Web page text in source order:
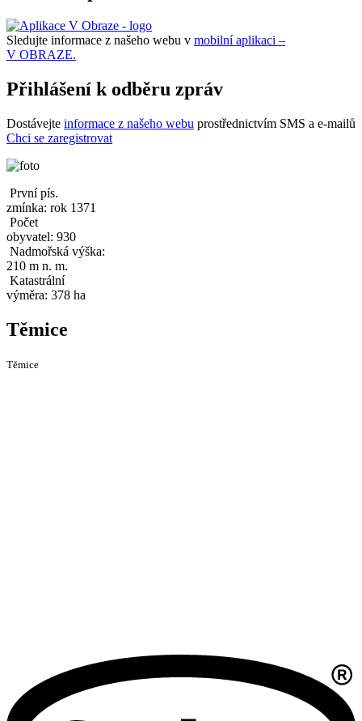
Sledujte informace z našeho webu v mobilní aplikaci –
V OBRAZE.
Přihlášení k odběru zpráv
Dostávejte informace z našeho webu prostřednictvím SMS a e-mailů
Chci se zaregistrovat
První pís.
zmínka: rok 1371
Počet
obyvatel: 930
Nadmořská výška:
210 m n. m.
Katastrální
výměra: 378 ha
Těmice
Těmice